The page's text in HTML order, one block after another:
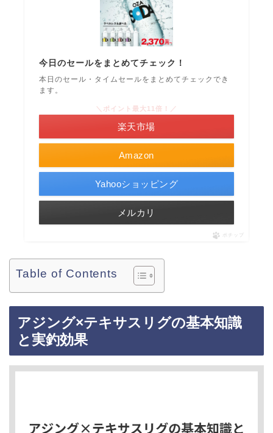
今日のセールをまとめてチェック！
本日のセール・タイムセールをまとめてチェックでき
ます。
Amazon
＼ポイント最大11倍！／
楽天市場
Yahooショッピング
メルカリ
ポチップ
Table of Contents
アジング×テキサスリグの基本知識
と実釣効果